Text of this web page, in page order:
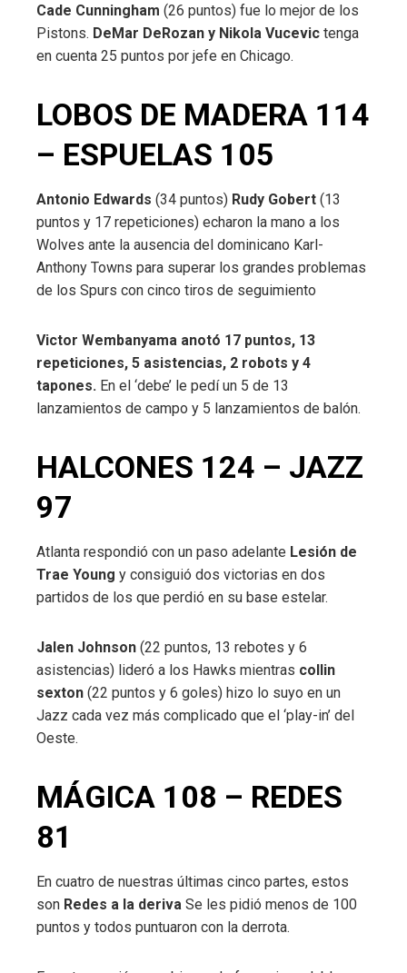
Cade Cunningham (26 puntos) fue lo mejor de los
Pistons. DeMar DeRozan y Nikola Vucevic tenga
en cuenta 25 puntos por jefe en Chicago.
LOBOS DE MADERA 114
– ESPUELAS 105
Antonio Edwards (34 puntos) Rudy Gobert (13
puntos y 17 repeticiones) echaron la mano a los
Wolves ante la ausencia del dominicano Karl-
Anthony Towns para superar los grandes problemas
de los Spurs con cinco tiros de seguimiento
Victor Wembanyama anotó 17 puntos, 13
repeticiones, 5 asistencias, 2 robots y 4
tapones. En el ‘debe’ le pedí un 5 de 13
lanzamientos de campo y 5 lanzamientos de balón.
HALCONES 124 – JAZZ
97
Atlanta respondió con un paso adelante Lesión de
Trae Young y consiguió dos victorias en dos
partidos de los que perdió en su base estelar.
Jalen Johnson (22 puntos, 13 rebotes y 6
asistencias) lideró a los Hawks mientras collin
sexton (22 puntos y 6 goles) hizo lo suyo en un
Jazz cada vez más complicado que el ‘play-in’ del
Oeste.
MÁGICA 108 – REDES
81
En cuatro de nuestras últimas cinco partes, estos
son Redes a la deriva Se les pidió menos de 100
puntos y todos puntuaron con la derrota.